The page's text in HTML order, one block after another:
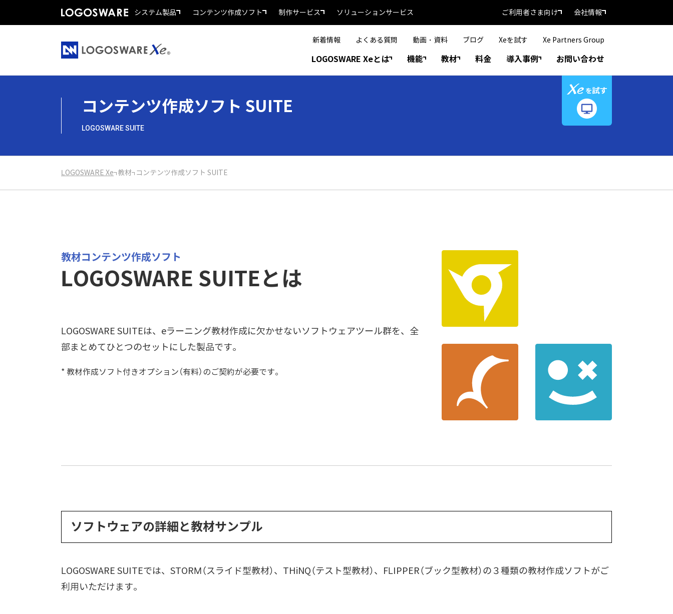
システム製品 コンテンツ作成ソフト 制作サービス ソリューションサービス ご利用者さま向け 会社情報
新着情報 よくある質問 動画・資料 ブログ Xeを試す Xe Partners Group
LOGOSWARE Xeとは 機能 教材 料金 導入事例 お問い合わせ
コンテンツ作成ソフト SUITE
LOGOSWARE SUITE
LOGOSWARE Xe 教材 コンテンツ作成ソフト SUITE
教材コンテンツ作成ソフト
LOGOSWARE SUITEとは
LOGOSWARE SUITEは、eラーニング教材作成に欠かせないソフトウェアツール群を、全
部まとめてひとつのセットにした製品です。
* 教材作成ソフト付きオプション（有料）のご契約が必要です。
ソフトウェアの詳細と教材サンプル
LOGOSWARE SUITEでは、STORM（スライド型教材）、THiNQ（テスト型教材）、FLIPPER（ブック型教材）の３種類の教材作成ソフトがご
利用いただけます。